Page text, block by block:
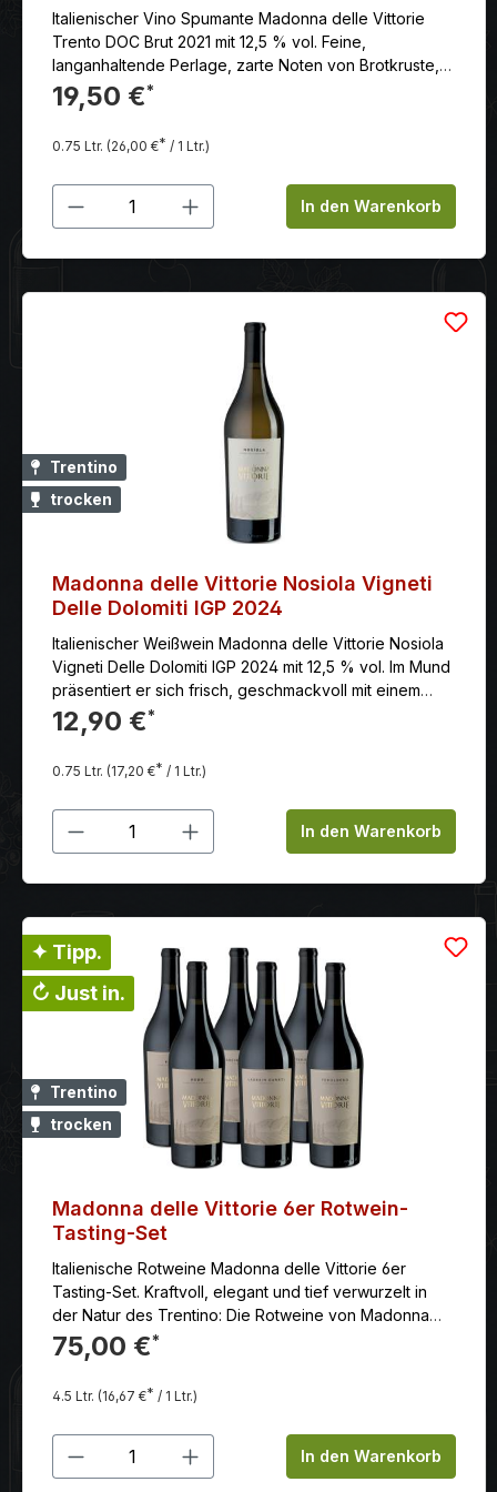
Italienischer Vino Spumante Madonna delle Vittorie
Trento DOC Brut 2021 mit 12,5 % vol. Feine,
langanhaltende Perlage, zarte Noten von Brotkruste,
Hefe, Haselnuss und einer angenehm leichten Süße.
19,50 €*
0.75 Ltr. (26,00 €* / 1 Ltr.)
Produkt Anzahl: Gib denIn den Warenkorb
Trentino
trocken
Madonna delle Vittorie Nosiola Vigneti
Delle Dolomiti IGP 2024
Italienischer Weißwein Madonna delle Vittorie Nosiola
Vigneti Delle Dolomiti IGP 2024 mit 12,5 % vol. Im Mund
präsentiert er sich frisch, geschmackvoll mit einem
leichten Abgang von Haselnuss.
12,90 €*
0.75 Ltr. (17,20 €* / 1 Ltr.)
Produkt Anzahl: Gib denIn den Warenkorb
✦ Tipp.
↻ Just in.
Trentino
trocken
Madonna delle Vittorie 6er Rotwein-
Tasting-Set
Italienische Rotweine Madonna delle Vittorie 6er
Tasting-Set. Kraftvoll, elegant und tief verwurzelt in
der Natur des Trentino: Die Rotweine von Madonna
delle Vittorie bringen die sonnenverwöhnten Hänge
Norditaliens direkt ins Glas. Jeder Schluck begeistert
mit intensiv rubinroter Farbe, vielschichtigen Aromen
dunkler Beeren und einer samtigen Struktur, die lange
in Erinnerung bleibt. Ein Stück italienische Leidenschaft,
perfekt gereift für Ihre besonderen
Genussmomente. Das Fine Tasting-Set enthält: 2
75,00 €*
4.5 Ltr. (16,67 €* / 1 Ltr.)
Produkt Anzahl: Gib denIn den Warenkorb